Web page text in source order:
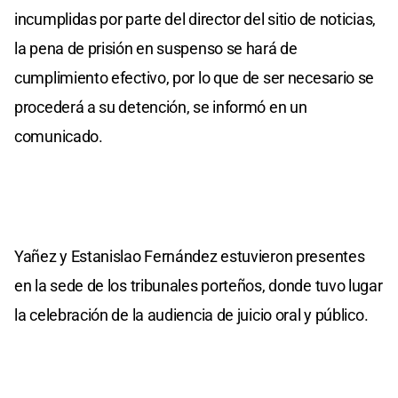
incumplidas por parte del director del sitio de noticias,
la pena de prisión en suspenso se hará de
cumplimiento efectivo, por lo que de ser necesario se
procederá a su detención, se informó en un
comunicado.
Yañez y Estanislao Fernández estuvieron presentes
en la sede de los tribunales porteños, donde tuvo lugar
la celebración de la audiencia de juicio oral y público.